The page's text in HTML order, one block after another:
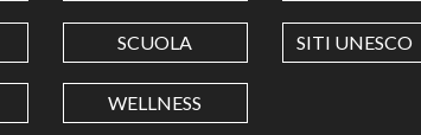
LONGITUDINE
SCUOLA SITI UNESCO
WELLNESS